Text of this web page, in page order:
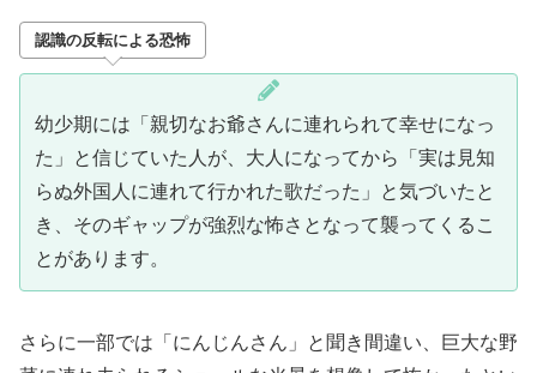
認識の反転による恐怖
幼少期には「親切なお爺さんに連れられて幸せになっ
た」と信じていた人が、大人になってから「実は見知
らぬ外国人に連れて行かれた歌だった」と気づいたと
き、そのギャップが強烈な怖さとなって襲ってくるこ
とがあります。
さらに一部では「にんじんさん」と聞き間違い、巨大な野